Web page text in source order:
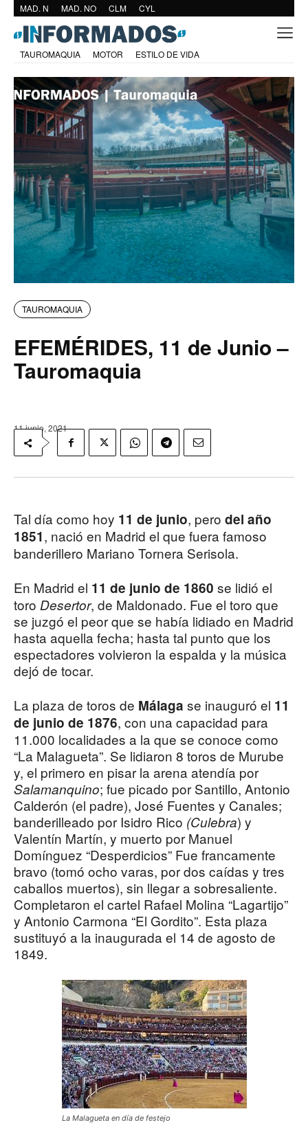
MAD. N MAD. NO CLM CYL
TAUROMAQUIA MOTOR ESTILO DE VIDA
TAUROMAQUIA
EFEMÉRIDES, 11 de Junio –
Tauromaquia
11 junio, 2021
Tal día como hoy 11 de junio, pero del año
1851, nació en Madrid el que fuera famoso
banderillero Mariano Tornera Serisola.
En Madrid el 11 de junio de 1860 se lidió el
toro Desertor, de Maldonado. Fue el toro que
se juzgó el peor que se había lidiado en Madrid
hasta aquella fecha; hasta tal punto que los
espectadores volvieron la espalda y la música
dejó de tocar.
La plaza de toros de Málaga se inauguró el 11
de junio de 1876, con una capacidad para
11.000 localidades a la que se conoce como
“La Malagueta”. Se lidiaron 8 toros de Murube
y, el primero en pisar la arena atendía por
Salamanquino; fue picado por Santillo, Antonio
Calderón (el padre), José Fuentes y Canales;
banderilleado por Isidro Rico (Culebra) y
Valentín Martín, y muerto por Manuel
Domínguez “Desperdicios” Fue francamente
bravo (tomó ocho varas, por dos caídas y tres
caballos muertos), sin llegar a sobresaliente.
Completaron el cartel Rafael Molina “Lagartijo”
y Antonio Carmona “El Gordito”. Esta plaza
sustituyó a la inaugurada el 14 de agosto de
1849.
La Malagueta en día de festejo